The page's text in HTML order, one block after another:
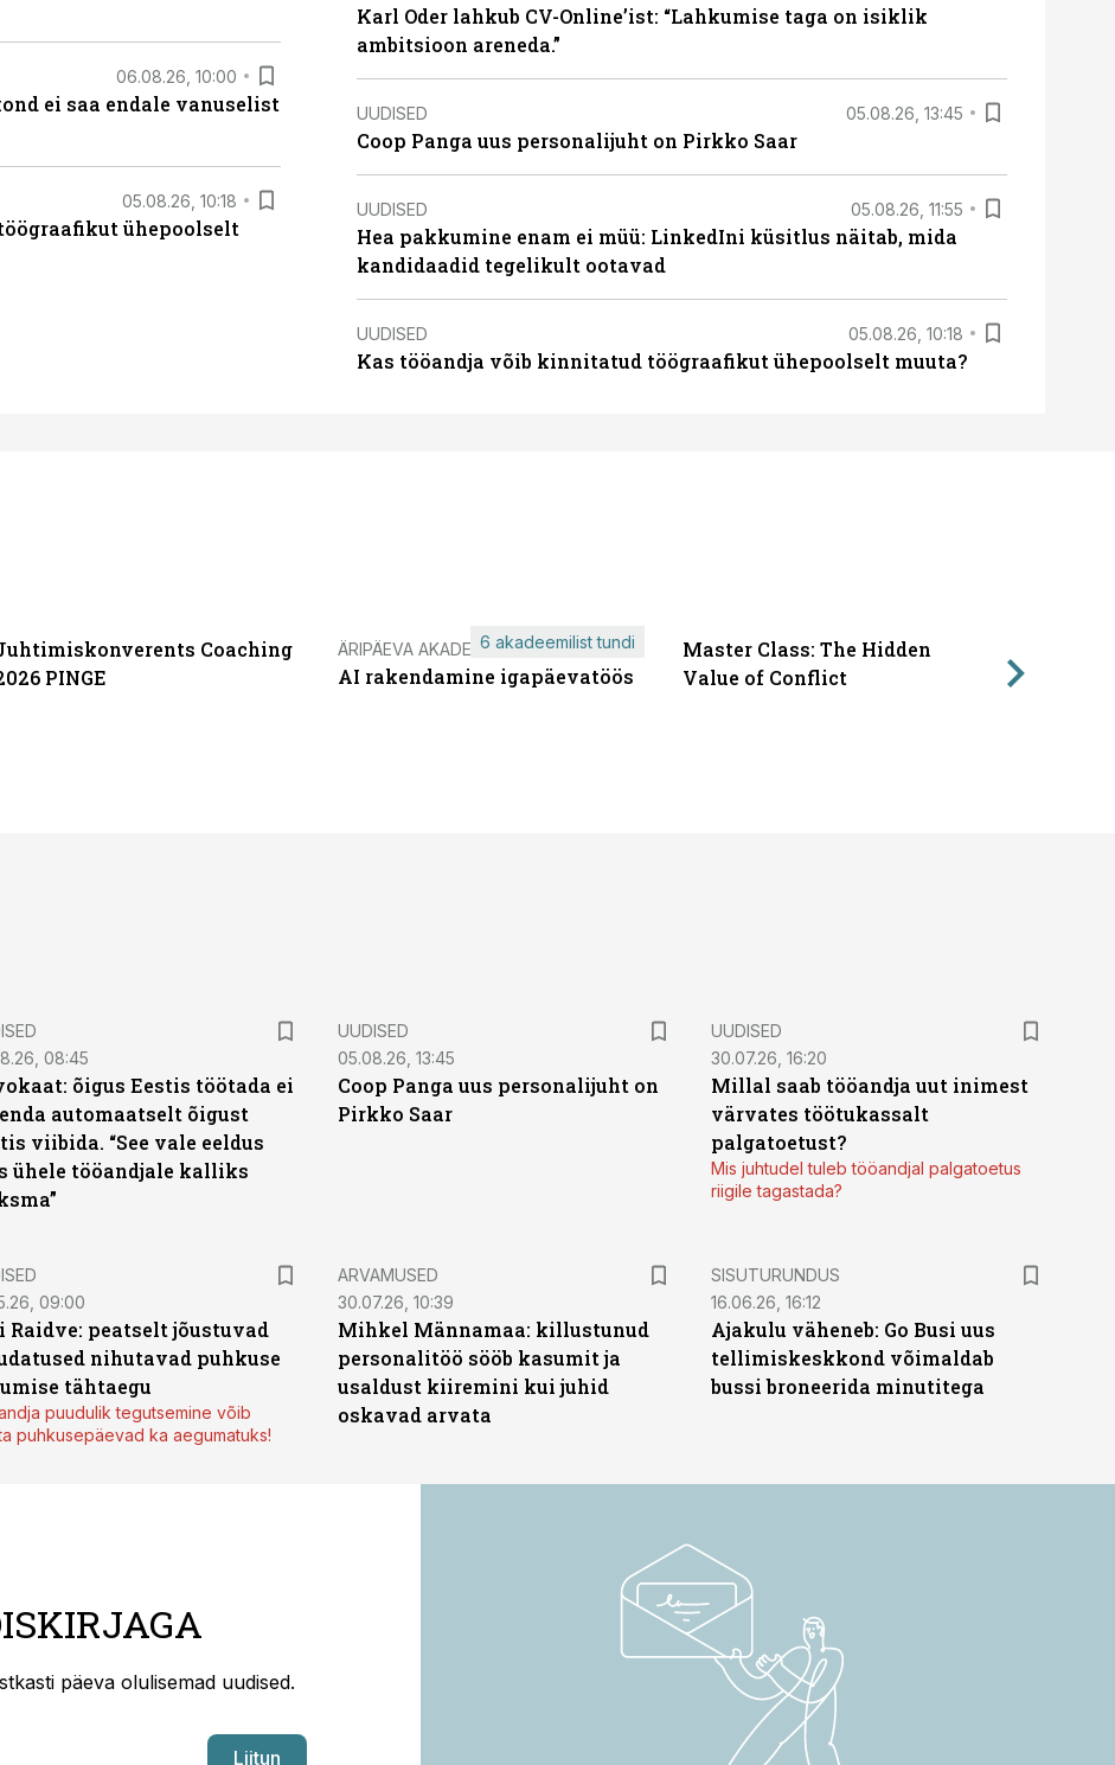
06.08.26, 10:00
ei saa endale vanuselist
05.08.26, 10:18
ühepoolselt
Karl Oder lahkub CV-Online’ist: “Lahkumise taga on isiklik
ambitsioon areneda.”
UUDISED 05.08.26, 13:45
Coop Panga uus personalijuht on Pirkko Saar
UUDISED 05.08.26, 11:55
Hea pakkumine enam ei müü: LinkedIni küsitlus näitab, mida
kandidaadid tegelikult ootavad
UUDISED 05.08.26, 10:18
Kas tööandja võib kinnitatud töögraafikut ühepoolselt muuta?
Coaching
PINGE
ÄRIPÄEVA AKADEEMIA
AI rakendamine igapäevatöös
6 akadeemilist tundi
Master Class: The Hidden
Value of Conflict
08:45
õigus Eestis töötada ei
automaatselt õigust
viibida. “See vale eeldus
ühele tööandjale kalliks
UUDISED
05.08.26, 13:45
Coop Panga uus personalijuht on
Pirkko Saar
UUDISED
30.07.26, 16:20
Millal saab tööandja uut inimest
värvates töötukassalt
palgatoetust?
Mis juhtudel tuleb tööandjal palgatoetus
riigile tagastada?
09:00
Raidve: peatselt jõustuvad
nihutavad puhkuse
tähtaegu
puudulik tegutsemine võib
puhkusepäevad ka aegumatuks!
ARVAMUSED
30.07.26, 10:39
Mihkel Männamaa: killustunud
personalitöö sööb kasumit ja
usaldust kiiremini kui juhid
oskavad arvata
ST
SISUTURUNDUS
16.06.26, 16:12
Ajakulu väheneb: Go Busi uus
tellimiskeskkond võimaldab
bussi broneerida minutitega
päeva olulisemad uudised.
Liitun